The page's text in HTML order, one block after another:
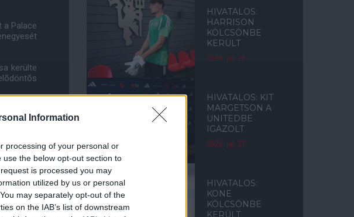
Information
processing of your personal or
the below opt-out section to
is processed you may
utilized by us or personal
may separately opt-out of the
on the IAB’s list of downstream
Palace
kerülte
HIVATALOS:
HARRISON
KÖLCSÖNBE
KERÜLT
2026. júl. 28.
HIVATALOS: KIT
MARGETSON A
UNITEDBE
IGAZOLT
2026. júl. 27.
HIVATALOS:
KONE
KÖLCSÖNBE
KERÜLT